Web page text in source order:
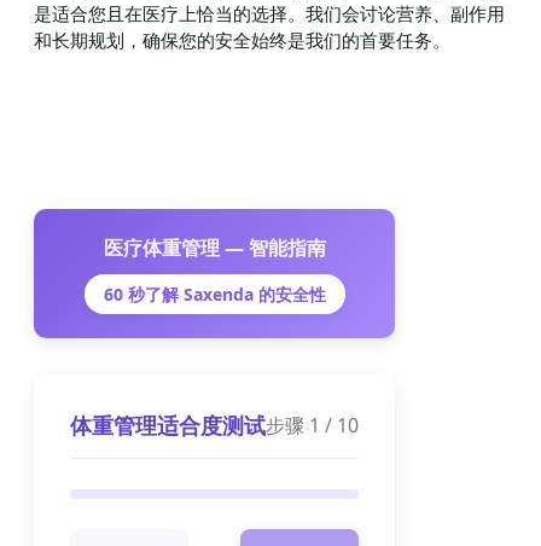
是适合您且在医疗上恰当的选择。我们会讨论营养、副作用
和长期规划，确保您的安全始终是我们的首要任务。
医疗体重管理 — 智能指南
60 秒了解 Saxenda 的安全性
体重管理适合度测试步骤 1 / 10